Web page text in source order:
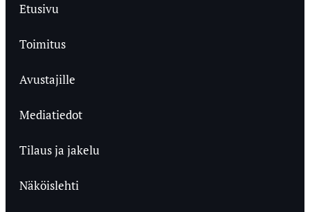
Etusivu
Toimitus
Avustajille
Mediatiedot
Tilaus ja jakelu
Näköislehti